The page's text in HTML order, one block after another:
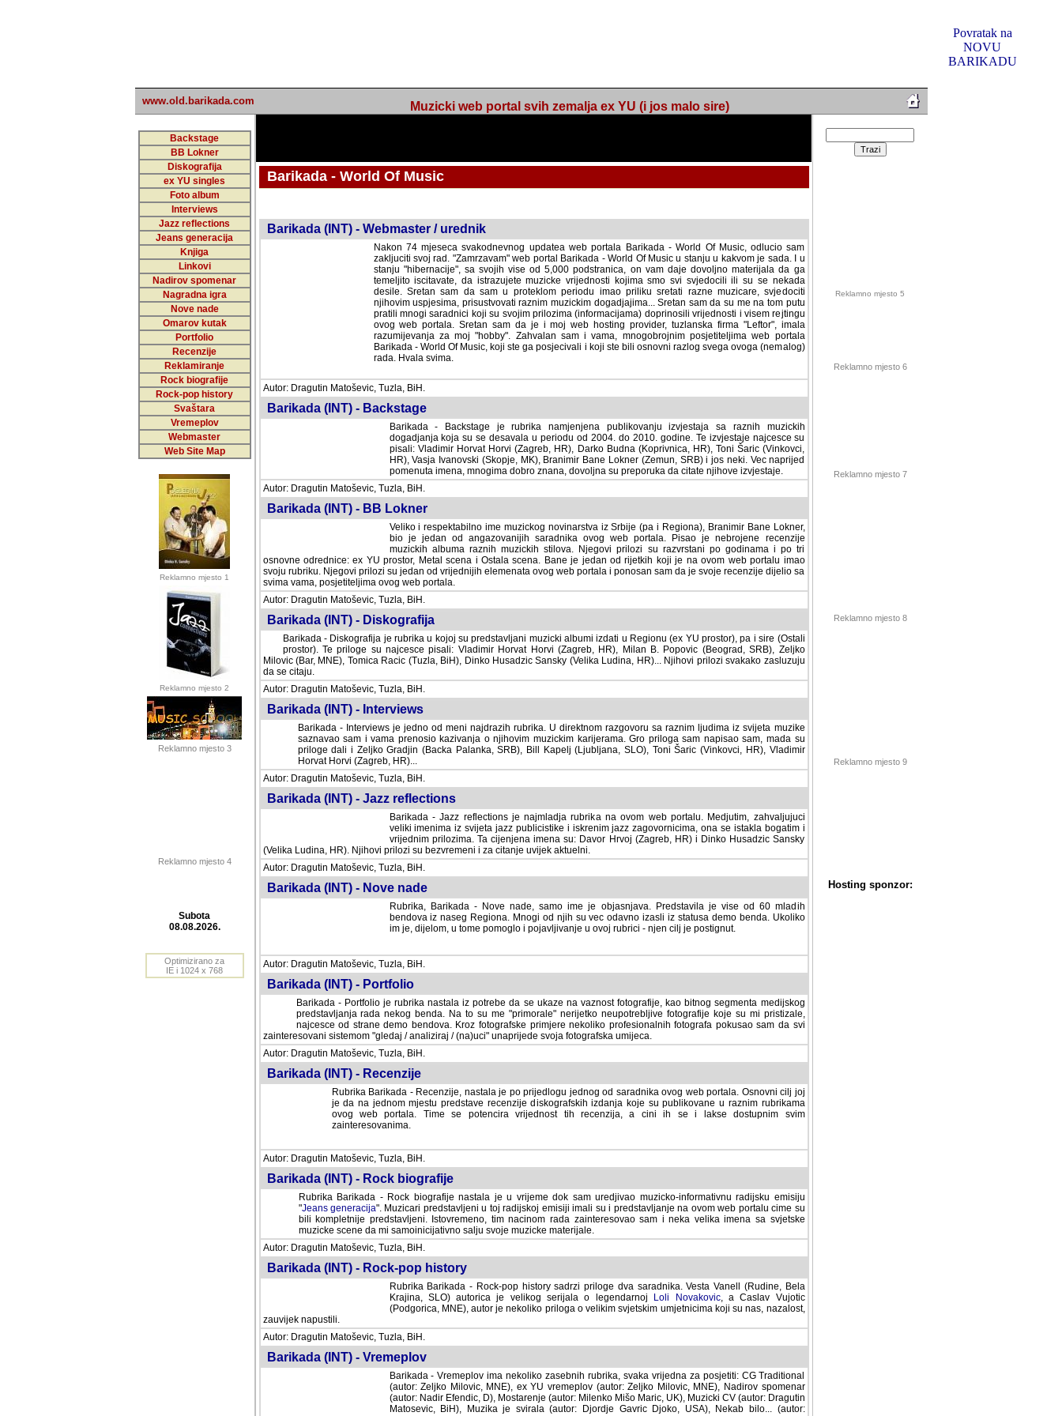
Povratak na
NOVU
BARIKADU
www.old.barikada.com Muzicki web portal svih zemalja ex YU (i jos malo sire)
Backstage
BB Lokner
Diskografija
ex YU singles
Foto album
Interviews
Jazz reflections
Jeans generacija
Knjiga
Linkovi
Nadirov spomenar
Nagradna igra
Nove nade
Omarov kutak
Portfolio
Recenzije
Reklamiranje
Rock biografije
Rock-pop history
Svaštara
Vremeplov
Webmaster
Web Site Map
Reklamno mjesto 1
Reklamno mjesto 2
Reklamno mjesto 3
Reklamno mjesto 4
Barikada - World Of Music
Barikada (INT) - Webmaster / urednik
Nakon 74 mjeseca svakodnevnog updatea web portala Barikada - World Of Music, odlucio sam
zakljuciti svoj rad. "Zamrzavam" web portal Barikada - World Of Music u stanju u kakvom je sada. I u
stanju "hibernacije", sa svojih vise od 5,000 podstranica, on vam daje dovoljno materijala da ga
temeljito iscitavate, da istrazujete muzicke vrijednosti kojima smo svi svjedocili ili su se nekada desile.
Sretan sam da sam u proteklom periodu imao priliku sretati razne muzicare, svjedociti njihovim
uspjesima, prisustvovati raznim muzickim dogadjajima... Sretan sam da su me na tom putu pratili
mnogi saradnici koji su svojim prilozima (informacijama) doprinosili vrijednosti i visem rejtingu ovog
web portala. Sretan sam da je i moj web hosting provider, tuzlanska firma "Leftor", imala
razumijevanja za moj "hobby". Zahvalan sam i vama, mnogobrojnim posjetiteljima web portala
Barikada - World Of Music, koji ste ga posjecivali i koji ste bili osnovni razlog svega ovoga (nemalog)
rada. Hvala svima.
Autor: Dragutin Matoševic, Tuzla, BiH.
Barikada (INT) - Backstage
Barikada - Backstage je rubrika namjenjena publikovanju izvjestaja sa raznih muzickih
dogadjanja koja su se desavala u periodu od 2004. do 2010. godine. Te izvjestaje najcesce su
pisali: Vladimir Horvat Horvi (Zagreb, HR), Darko Budna (Koprivnica, HR), Toni Šaric (Vinkovci,
HR), Vasja Ivanovski (Skopje, MK), Branimir Bane Lokner (Zemun, SRB) i jos neki. Vec naprijed
pomenuta imena, mnogima dobro znana, dovoljna su preporuka da citate njihove izvjestaje.
Autor: Dragutin Matoševic, Tuzla, BiH.
Barikada (INT) - BB Lokner
Veliko i respektabilno ime muzickog novinarstva iz Srbije (pa i Regiona), Branimir Bane Lokner,
bio je jedan od angazovanijih saradnika ovog web portala. Pisao je nebrojene recenzije muzickih
albuma raznih muzickih stilova. Njegovi prilozi su razvrstani po godinama i po tri osnovne
odrednice: ex YU prostor, Metal scena i Ostala scena. Bane je jedan od rijetkih koji je na ovom web portalu imao svoju rubriku.
Njegovi prilozi su jedan od vrijednijih elemenata ovog web portala i ponosan sam da je svoje recenzije dijelio sa svima vama,
posjetiteljima ovog web portala.
Autor: Dragutin Matoševic, Tuzla, BiH.
Barikada (INT) - Diskografija
Barikada - Diskografija je rubrika u kojoj su predstavljani muzicki albumi izdati u Regionu (ex YU prostor), pa i sire (Ostali
prostor). Te priloge su najcesce pisali: Vladimir Horvat Horvi (Zagreb, HR), Milan B. Popovic (Beograd, SRB), Zeljko Milovic
(Bar, MNE), Tomica Racic (Tuzla, BiH), Dinko Husadzic Sansky (Velika Ludina, HR)... Njihovi prilozi svakako zasluzuju da se
citaju.
Autor: Dragutin Matoševic, Tuzla, BiH.
Barikada (INT) - Interviews
Barikada - Interviews je jedno od meni najdrazih rubrika. U direktnom razgovoru sa raznim ljudima iz svijeta muzike
saznavao sam i vama prenosio kazivanja o njihovim muzickim karijerama. Gro priloga sam napisao sam, mada su
priloge dali i Zeljko Gradjin (Backa Palanka, SRB), Bill Kapelj (Ljubljana, SLO), Toni Šaric (Vinkovci, HR), Vladimir
Horvat Horvi (Zagreb, HR)...
Autor: Dragutin Matoševic, Tuzla, BiH.
Barikada (INT) - Jazz reflections
Barikada - Jazz reflections je najmladja rubrika na ovom web portalu. Medjutim, zahvaljujuci veliki
imenima iz svijeta jazz publicistike i iskrenim jazz zagovornicima, ona se istakla bogatim i
vrijednim prilozima. Ta cijenjena imena su: Davor Hrvoj (Zagreb, HR) i Dinko Husadzic Sansky
(Velika Ludina, HR). Njihovi prilozi su bezvremeni i za citanje uvijek aktuelni.
Autor: Dragutin Matoševic, Tuzla, BiH.
Barikada (INT) - Nove nade
Rubrika, Barikada - Nove nade, samo ime je objasnjava. Predstavila je vise od 60 mladih
bendova iz naseg Regiona. Mnogi od njih su vec odavno izasli iz statusa demo benda. Ukoliko im
je, dijelom, u tome pomoglo i pojavljivanje u ovoj rubrici - njen cilj je postignut.
Autor: Dragutin Matoševic, Tuzla, BiH.
Barikada (INT) - Portfolio
Barikada - Portfolio je rubrika nastala iz potrebe da se ukaze na vaznost fotografije, kao bitnog segmenta medijskog
predstavljanja rada nekog benda. Na to su me "primorale" nerijetko neupotrebljive fotografije koje su mi pristizale,
najcesce od strane demo bendova. Kroz fotografske primjere nekoliko profesionalnih fotografa pokusao sam da svi
zainteresovani sistemom "gledaj / analiziraj / (na)uci" unaprijede svoja fotografska umijeca.
Autor: Dragutin Matoševic, Tuzla, BiH.
Barikada (INT) - Recenzije
Rubrika Barikada - Recenzije, nastala je po prijedlogu jednog od saradnika ovog web portala. Osnovni cilj joj
je da na jednom mjestu predstave recenzije diskografskih izdanja koje su publikovane u raznim rubrikama
ovog web portala. Time se potencira vrijednost tih recenzija, a cini ih se i lakse dostupnim svim
zainteresovanima.
Autor: Dragutin Matoševic, Tuzla, BiH.
Barikada (INT) - Rock biografije
Rubrika Barikada - Rock biografije nastala je u vrijeme dok sam uredjivao muzicko-informativnu radijsku emisiju
"Jeans generacija". Muzicari predstavljeni u toj radijskoj emisiji imali su i predstavljanje na ovom web portalu cime su
bili kompletnije predstavljeni. Istovremeno, tim nacinom rada zainteresovao sam i neka velika imena sa svjetske
muzicke scene da mi samoinicijativno salju svoje muzicke materijale.
Autor: Dragutin Matoševic, Tuzla, BiH.
Barikada (INT) - Rock-pop history
Rubrika Barikada - Rock-pop history sadrzi priloge dva saradnika. Vesta Vanell (Rudine, Bela
Krajina, SLO) autorica je velikog serijala o legendarnoj
Loli Novakovic, a Caslav Vujotic
(Podgorica, MNE), autor je nekoliko priloga o velikim svjetskim umjetnicima koji su nas, nazalost,
zauvijek napustili.
Autor: Dragutin Matoševic, Tuzla, BiH.
Barikada (INT) - Vremeplov
Barikada - Vremeplov ima nekoliko zasebnih rubrika, svaka vrijedna za posjetiti: CG Traditional
(autor: Zeljko Milovic, MNE), ex YU vremeplov (autor: Zeljko Milovic, MNE), Nadirov spomenar
(autor: Nadir Efendic, D), Mostarenje (autor: Milenko Mišo Maric, UK), Muzicki CV (autor: Dragutin
Matosevic, BiH), Muzika je svirala (autor: Djordje Gavric Djoko, USA), Nekab bilo... (autor: